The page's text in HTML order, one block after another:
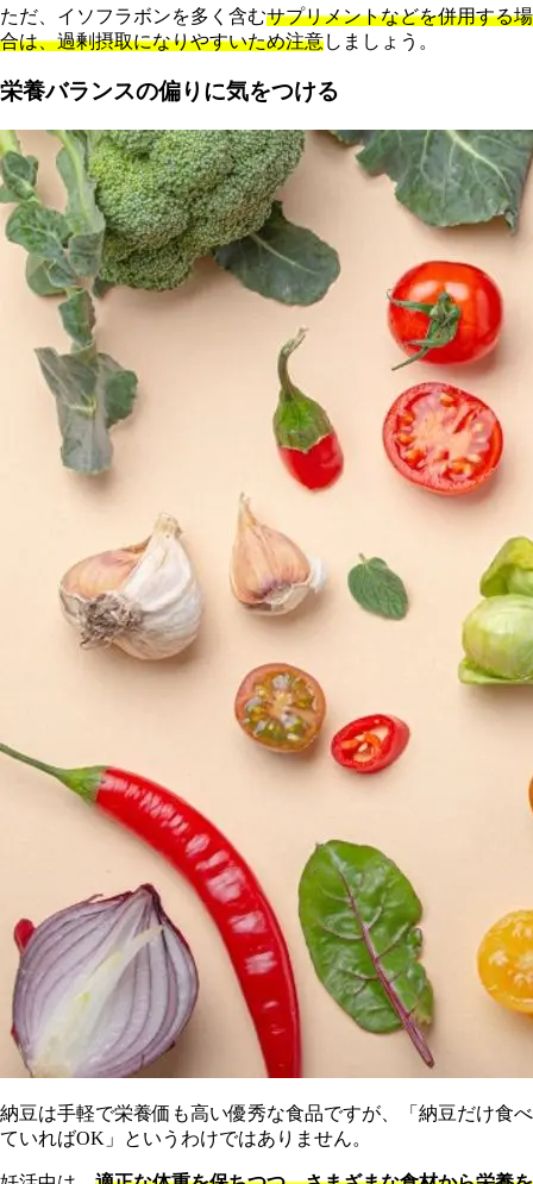
ただ、イソフラボンを多く含むサプリメントなどを併用する場
合は、過剰摂取になりやすいため注意しましょう。
栄養バランスの偏りに気をつける
納豆は手軽で栄養価も高い優秀な食品ですが、「納豆だけ食べ
ていればOK」というわけではありません。